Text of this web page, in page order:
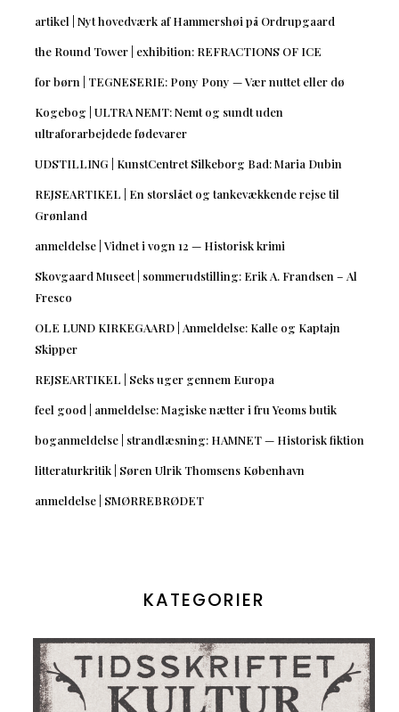
artikel | Nyt hovedværk af Hammershøi på Ordrupgaard
the Round Tower | exhibition: REFRACTIONS OF ICE
for børn | TEGNESERIE: Pony Pony — Vær nuttet eller dø
Kogebog | ULTRA NEMT: Nemt og sundt uden
ultraforarbejdede fødevarer
UDSTILLING | KunstCentret Silkeborg Bad: Maria Dubin
REJSEARTIKEL | En storslået og tankevækkende rejse til
Grønland
anmeldelse | Vidnet i vogn 12 — Historisk krimi
Skovgaard Museet | sommerudstilling: Erik A. Frandsen – Al
Fresco
OLE LUND KIRKEGAARD | Anmeldelse: Kalle og Kaptajn
Skipper
REJSEARTIKEL | Seks uger gennem Europa
feel good | anmeldelse: Magiske nætter i fru Yeoms butik
boganmeldelse | strandlæsning: HAMNET — Historisk fiktion
litteraturkritik | Søren Ulrik Thomsens København
anmeldelse | SMØRREBRØDET
KATEGORIER